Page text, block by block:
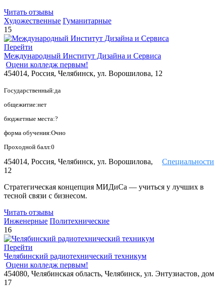
Читать отзывы
Художественные Гуманитарные
15
Перейти
Международный Институт Дизайна и Сервиса
Оцени колледж первым!
454014, Россия, Челябинск, ул. Ворошилова, 12
Государственный:да
общежитие:нет
бюджетные места:?
форма обучения:Очно
Проходной балл:0
Специальности
454014, Россия, Челябинск, ул. Ворошилова,
12
Стратегическая концепция МИДиСа — учиться у лучших в
тесной связи с бизнесом.
Читать отзывы
Инженерные Политехнические
16
Перейти
Челябинский радиотехнический техникум
Оцени колледж первым!
454080, Челябинская область, Челябинск, ул. Энтузиастов, дом
17